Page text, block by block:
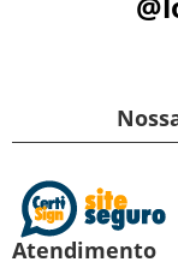
Atendimento